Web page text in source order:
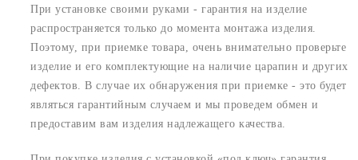
При установке своими руками - гарантия на изделие
распространяется только до момента монтажа изделия.
Поэтому, при приемке товара, очень внимательно проверьте
изделие и его комплектующие на наличие царапин и других
дефектов. В случае их обнаружения при приемке - это будет
являться гарантийным случаем и мы проведем обмен и
предоставим вам изделия надлежащего качества.